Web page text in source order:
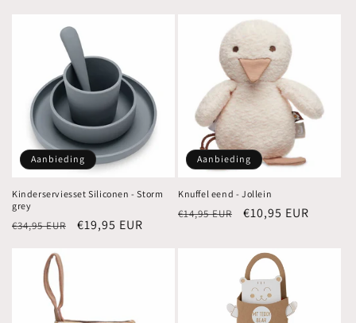
Aanbieding
Kinderserviesset Siliconen - Storm
grey
Normale
€34,95 EUR Aanbiedingsprijs
€19,95 EUR
Aanbieding
Knuffel eend - Jollein
Normale
€14,95 EUR Aanbiedingsprijs
€10,95 EUR